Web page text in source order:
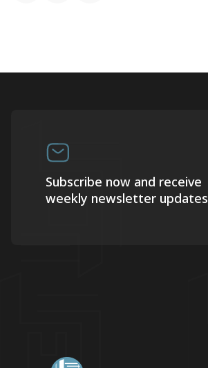
Subscribe now and receive
weekly newsletter updates